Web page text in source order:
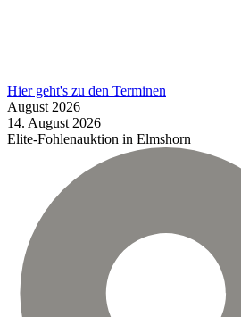
Hier geht's zu den Terminen
August 2026
14. August 2026
Elite-Fohlenauktion in Elmshorn